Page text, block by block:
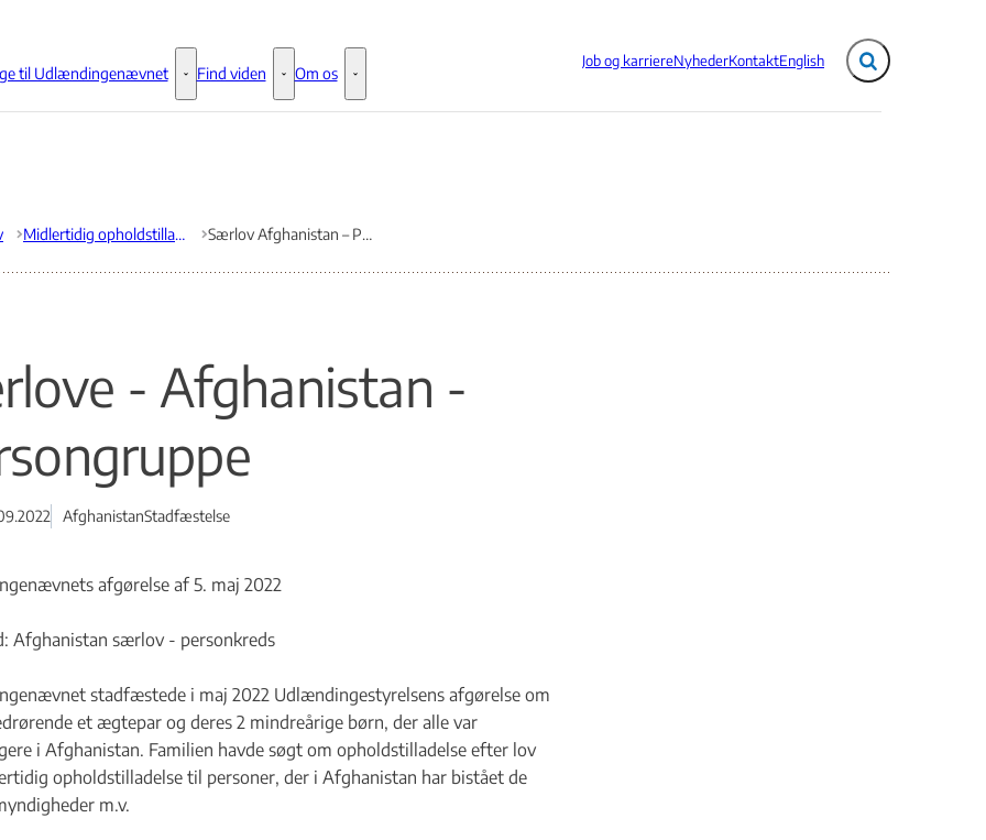
Job og karriereNyhederKontaktEnglish Fold søgefelt ud
til Udlændingenævnet Klage til Udlændingenævnet - Flere links
Find viden Find viden - Flere links
Om os Om os - Flere links
Midlertidig opholdstilladelse til personer, der i Afghanistan har bistået danske myndigheder m.m Særlov Afghanistan – Persongruppe
indrejse - Flere links
eller klage - Flere links
- Flere links
- Afghanistan -
AfghanistanStadfæstelse
afgørelse af 5. maj 2022
Afghanistan særlov - personkreds
stadfæstede i maj 2022 Udlændingestyrelsens afgørelse om
et ægtepar og deres 2 mindreårige børn, der alle var
i Afghanistan. Familien havde søgt om opholdstilladelse efter lov
opholdstilladelse til personer, der i Afghanistan har bistået de
m.v.